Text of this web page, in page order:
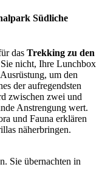
Südliche
das Trekking zu den
nicht, Ihre Lunchbox
um den
der aufregendsten
zwischen zwei und
Anstrengung wert.
und Fauna erklären
näherbringen.
Sie übernachten in